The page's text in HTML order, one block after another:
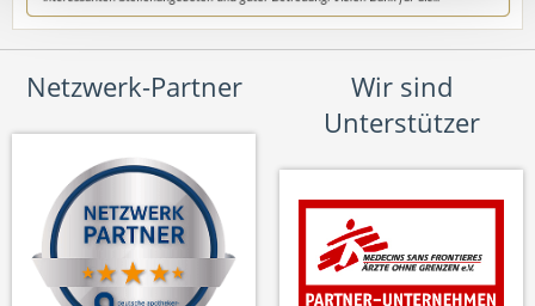
Netzwerk-Partner
Wir sind
Unterstützer